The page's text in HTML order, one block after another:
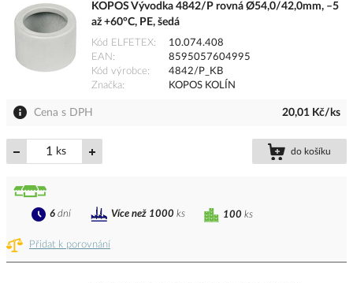
KOPOS Vývodka 4842/P rovná Ø54,0/42,0mm, –5
až +60°C, PE, šedá
Kód ELFETEX
10.074.408
EAN
8595057604995
Kód výrobce
4842/P_KB
Značka
KOPOS KOLÍN
Cena s DPH 20,01 Kč/ks
ks do košíku
Přidat k porovnání
100 ks
6 dní Více než 1000 ks